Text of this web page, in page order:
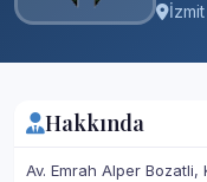
Hakkında
Av. Emrah Alper Bozatli,